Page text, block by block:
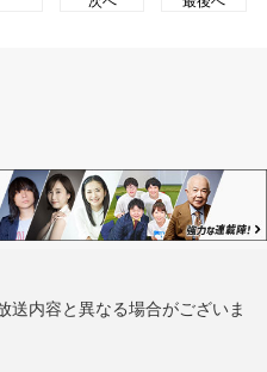
送内容と異なる場合がございま